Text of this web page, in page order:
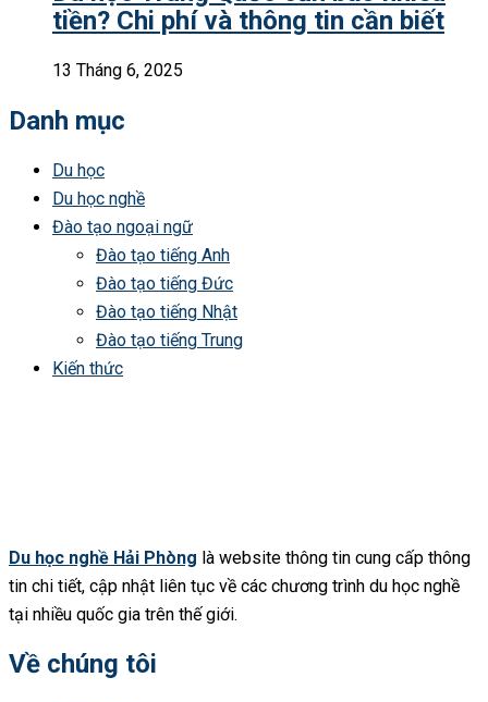
tiền? Chi phí và thông tin cần biết
13 Tháng 6, 2025
Danh mục
Du học
Du học nghề
Đào tạo ngoại ngữ
Đào tạo tiếng Anh
Đào tạo tiếng Đức
Đào tạo tiếng Nhật
Đào tạo tiếng Trung
Kiến thức
Du học nghề Hải Phòng là website thông tin cung cấp thông
tin chi tiết, cập nhật liên tục về các chương trình du học nghề
tại nhiều quốc gia trên thế giới.
Về chúng tôi